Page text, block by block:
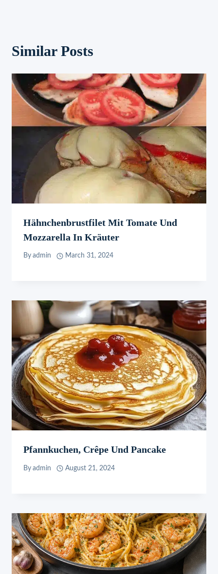
Similar Posts
Hähnchenbrustfilet Mit Tomate Und
Mozzarella In Kräuter
By admin March 31, 2024
Pfannkuchen, Crêpe Und Pancake
By admin August 21, 2024